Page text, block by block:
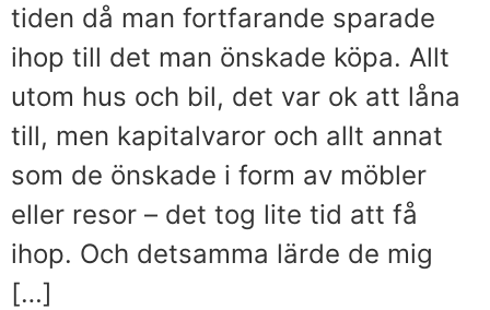
tiden då man fortfarande sparade
ihop till det man önskade köpa. Allt
utom hus och bil, det var ok att låna
till, men kapitalvaror och allt annat
som de önskade i form av möbler
eller resor – det tog lite tid att få
ihop. Och detsamma lärde de mig
[…]